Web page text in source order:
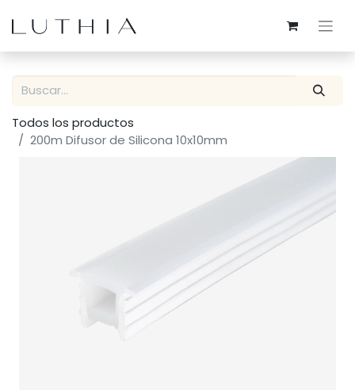
Todos los productos
200m Difusor de Silicona 10x10mm